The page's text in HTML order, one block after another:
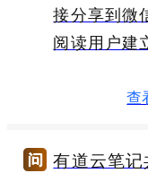
接分享到微
阅读用户建
查
有道云笔